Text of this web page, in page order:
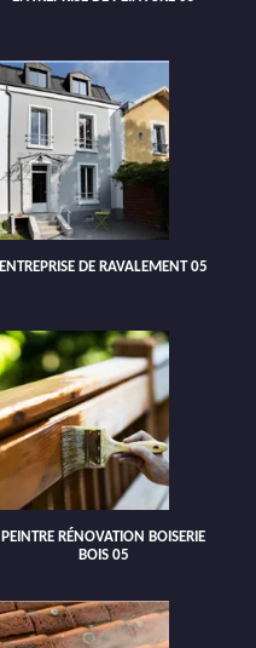
ENTREPRISE DE RAVALEMENT 05
PEINTRE RÉNOVATION BOISERIE
BOIS 05